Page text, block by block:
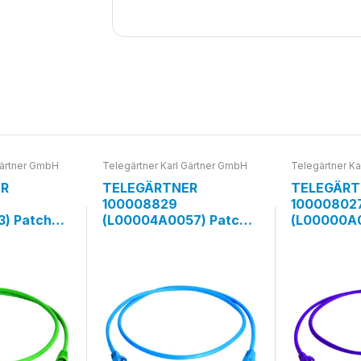
GmbH
Patch
Telegärtner Karl Gärtner GmbH
TELEGÄRTNER
100008829
(L00004A0057) Patch
Telegärtner